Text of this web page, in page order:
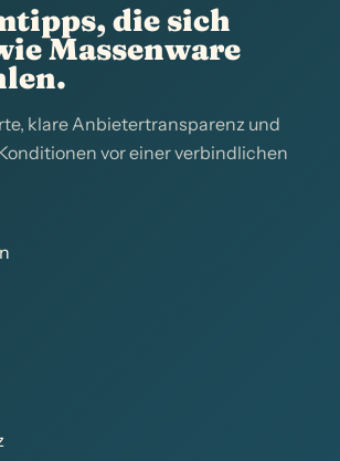
die sich
Massenware
klare Anbietertransparenz und
vor einer verbindlichen